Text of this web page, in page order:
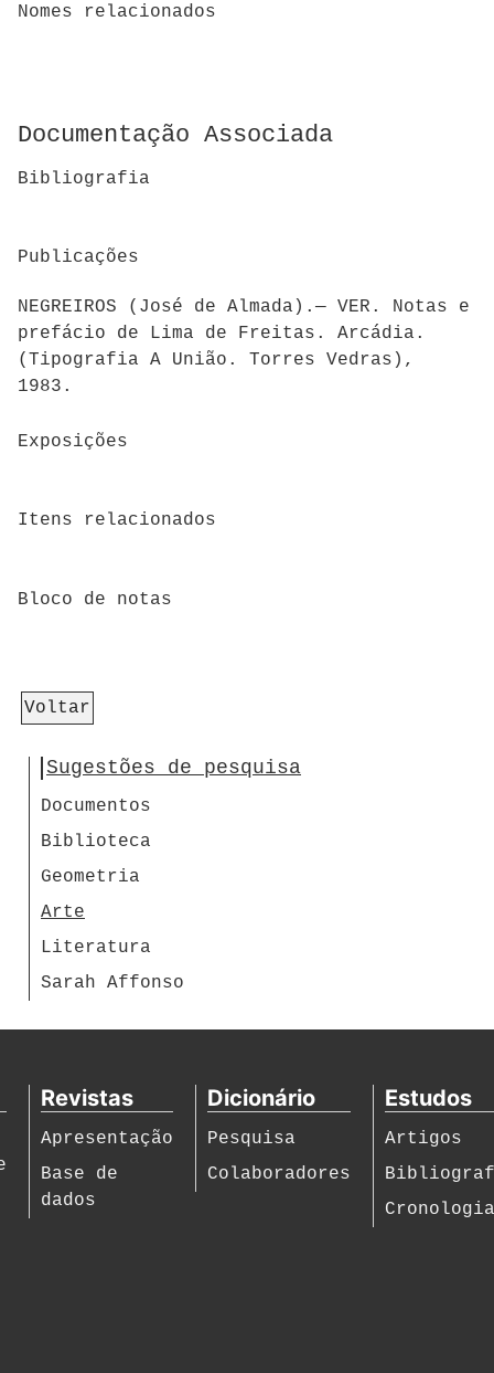
Nomes relacionados
Documentação Associada
Bibliografia
Publicações
NEGREIROS (José de Almada).— VER. Notas e
prefácio de Lima de Freitas. Arcádia.
(Tipografia A União. Torres Vedras),
1983.
Exposições
Itens relacionados
Bloco de notas
Voltar
Sugestões de pesquisa
Documentos
Biblioteca
Geometria
Arte
Literatura
Sarah Affonso
Revistas
Apresentação
Base de
dados
Dicionário
Pesquisa
Colaboradores
Estudos
Artigos